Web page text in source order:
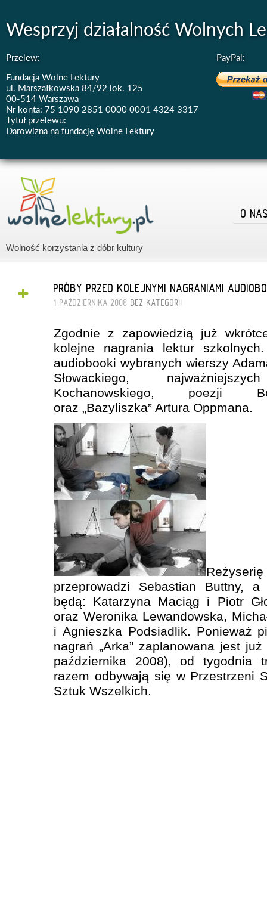
Wesprzyj działalność Wolnych
Przelew:
Fundacja Wolne Lektury
ul. Marszałkowska 84/92 lok. 125
00-514 Warszawa
Nr konta: 75 1090 2851 0000 0001 4324 3317
Tytuł przelewu:
Darowizna na fundację Wolne Lektury
PayPal:
Wolność korzystania z dóbr kultury
O
+ PRÓBY PRZED KOLEJNYMI NAGRANIAMI
1 PAŹDZIERNIKA 2008 BEZ KATEGORII
Zgodnie z zapowiedzią już
kolejne nagrania lektur
audiobooki wybranych wierszy
Słowackiego,
Kochanowskiego, poezji
oraz „Bazyliszka” Artura Oppmana.
przeprowadzi Sebastian Buttny,
będą: Katarzyna Maciąg i Piotr
oraz Weronika Lewandowska,
i Agnieszka Podsiadlik. Ponieważ
nagrań „Arka” zaplanowana jest
października 2008), od tygodnia
razem odbywają się w Przestrzeni
Sztuk Wszelkich.